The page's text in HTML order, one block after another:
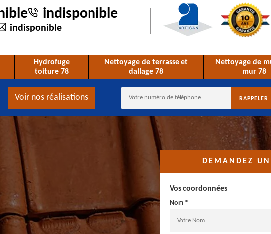
indisponible
indisponible
Hydrofuge
toiture 78
Nettoyage de terrasse et
dallage 78
Nettoyage de
mur 78
Voir nos réalisations
DEMANDEZ
Vos coordonnées
Nom *